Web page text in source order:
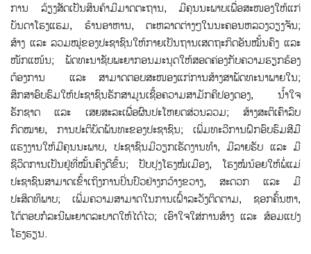
ການ ລ້ຽງສັດເປັນສິນຄ້າມີມາດຕະຖານ, ມີຄຸນນະພາບເພື່ອສະໜອງໃຫ້ແກ່
ບັນດາໂຮງແຮມ, ຮ້ານອາຫານ, ຕະຫລາດຕ່າງໆໃນນະຄອນຫລວງວຽງຈັນ;
ສ້າງ ແລະ ລວມໝູ່ຂອງປະຊາຊົນໃຫ້ກາຍເປັນຖານເສດຖະກິດອັນໝ້ັນຄົງ ແລະ
ໜັກແໜ້ນ; ພັດທະນາຊັບພະຍາກອນມະນຸດໃຫ້ສອດຄ່ອງກັບຄວາມຮຽກຮ້ອງ
ຕ້ອງການ ແລະ ສາມາດຕອບສະໜອງແກ່ການສ້າງສາພັດທະນາພາຍໃນ;
ສຶກສາອົບຮົມໃຫ້ປະຊາຊົນຮັກສາມູນເຊ້ືອຄວາມສາມັກຄີປອງດອງ, ນໍ້າໃຈ
ຮັກຊາດ ແລະ ເສຍສະລະເພື່ອຜົນປະໂຫຍດສ່ວນລວມ; ສ້າງສະຕິເຄົາລົບ
ກົດໝາຍ, ການປະຕິບັດພັນທະຂອງປະຊາຊົນ; ເພ່ີມທະວີການຝຶກອົບຮົມສີມື
ແຮງງານໃຫ້ມີຄຸນນະພາບ, ປະຊາຊົນມີວຽກເຮັດງານທໍາ, ມີລາຍຮັບ ແລະ ມີ
ຊີວິດການເປັນຢູ່ທີ່ໝັ້ນຄົງດີຂຶ້ນ; ປັບປຸງໂຮງໝໍເມືອງ, ໂຮງໝໍນ້ອຍໃຫ້ພໍ່ແມ່
ປະຊາຊົນສາມາດເຂົ້າເຖິງການປ່ິນປົວຢ່າງກວ້າງຂວາງ, ສະດວກ ແລະ ມີ
ປະສິດທິພາບ; ເພ່ີມຄວາມສາມາດໃນການເຝົ້າລະວັງຕິດຕາມ, ຊອກຄົ້ນຫາ,
ໂຕ້ຕອບກໍລະນີພະຍາດລະບາດໃຫ້ໄດ້ໄວ; ເອົາໃຈໃສ່ການສ້າງ ແລະ ສ້ອມແປງ
ໂຮງຮຽນ.